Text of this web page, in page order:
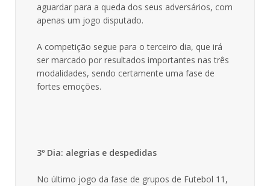
aguardar para a queda dos seus adversários, com
apenas um jogo disputado.
A competição segue para o terceiro dia, que irá
ser marcado por resultados importantes nas três
modalidades, sendo certamente uma fase de
fortes emoções.
3º Dia: alegrias e despedidas
No último jogo da fase de grupos de Futebol 11,